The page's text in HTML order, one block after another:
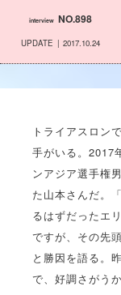
interview NO.898
UPDATE 2017.10.24
トライアスロン
手がいる。2017
ンアジア選手権
た山本さんだ。
るはずだったエ
ですが、その先
と勝因を語る。
で、好調さがう